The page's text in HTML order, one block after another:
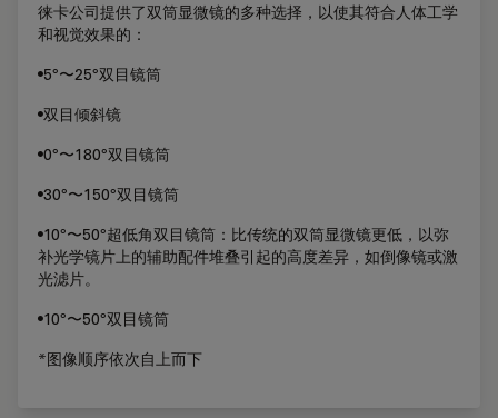
徕卡公司提供了双筒显微镜的多种选择，以使其符合人体工学
和视觉效果的：
•5°〜25°双目镜筒
•双目倾斜镜
•0°〜180°双目镜筒
•30°〜150°双目镜筒
•10°〜50°超低角双目镜筒：比传统的双筒显微镜更低，以弥
补光学镜片上的辅助配件堆叠引起的高度差异，如倒像镜或激
光滤片。
•10°〜50°双目镜筒
*图像顺序依次自上而下